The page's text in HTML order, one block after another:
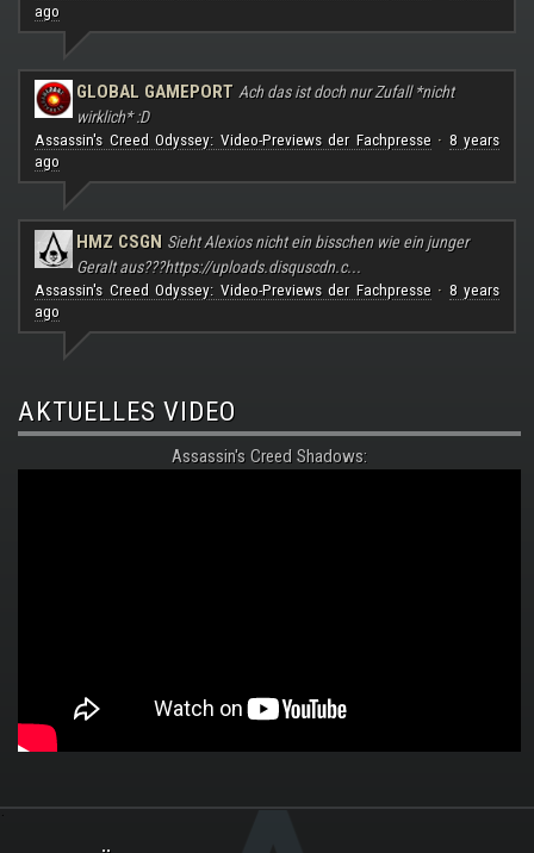
ago
GLOBAL GAMEPORT Ach das ist doch nur Zufall *nicht
wirklich* :D
Assassin's Creed Odyssey: Video-Previews der Fachpresse· 8 years
ago
HMZ CSGN Sieht Alexios nicht ein bisschen wie ein junger
Geralt aus???https://uploads.disquscdn.c...
Assassin's Creed Odyssey: Video-Previews der Fachpresse· 8 years
ago
AKTUELLES VIDEO
Assassin's Creed Shadows:
.